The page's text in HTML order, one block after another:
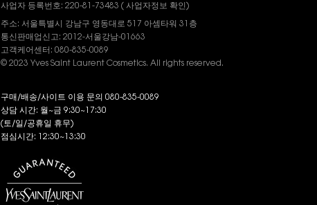
사업자 등록번호: 220-81-73483 ( 사업자정보 확인)
주소: 서울특별시 강남구 영동대로 517 아셈타워 31층
통신판매업신고: 2012-서울강남-01663
고객케어센터: 080-835-0089
© 2023 Yves Saint Laurent Cosmetics. All rights reserved.
구매/배송/사이트 이용 문의 080-835-0089
상담 시간: 월~금 9:30~17:30
(토/일/공휴일 휴무)
점심시간: 12:30~13:30